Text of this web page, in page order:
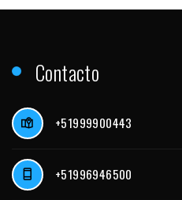
Contacto
+51999900443
+51996946500